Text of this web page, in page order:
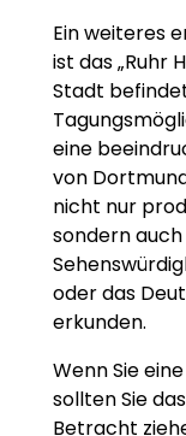
Ein weiteres
ist das „Ruhr
Stadt
eine
von
nicht nur
sondern
oder das
erkunden.
Wenn Sie
sollten Sie
Betracht